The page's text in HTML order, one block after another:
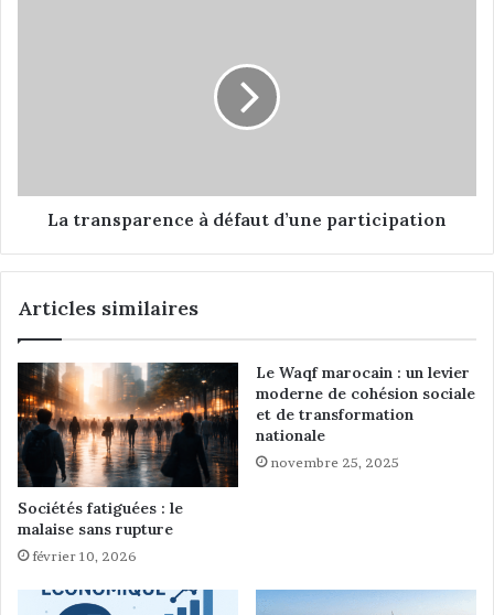
t
a
t
e
a
e
f
a
u
t
’
n
e
La transparence à défaut d’une participation
Articles similaires
Sociétés fatiguées : le
malaise sans rupture
février 10, 2026
Le Waqf marocain : un levier
moderne de cohésion sociale
et de transformation
nationale
novembre 25, 2025